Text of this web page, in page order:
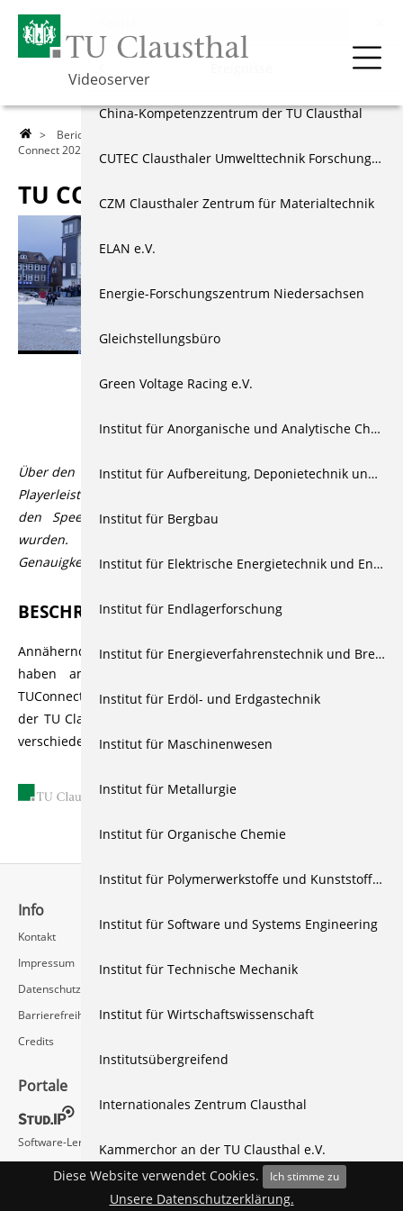
Diese Website verwendet Cookies. Ich stimme zu
Unsere Datenschutzerklärung.
Videoserver
> Berichte & Dokus
Connect 2024
TU CONNECT 2024
Über den Videoplayer lassen sich über den CC Button in der
Playerleiste Untertitel aktivieren, die automatisiert durch
den Speech-to-Text Dienst Open AI Whisper generiert
wurden. Der Dienst bietet üblicherweise eine hohe
Genauigkeit bzw. Korrektheit, die aber variieren kann.
BESCHREIBUNG
Annähernd 200 Schülerinnen und Schüler aus der Region
haben am neu konzipierten Hochschulinformationstag
TUConnect teilgenommen. Begrüßt vor dem Hauptgebäude
der TU Clausthal strömten die Teilnehmenden zunächst zu
verschiedenen Initialvorträgen in die Hörsäle.
31.01.2024
Info
Kontakt
Impressum
Datenschutz
Barrierefreiheit
Credits
Rechenzentrum / Multimedia
Videoserver FAQ
Portale
Software-Lernvideos
Über die TU
Lehre
Forschung
Events & Vorträge
Berichte & Dokus
Index
Ereignisse
Dokumentationen
Externe Projekte
Schülerprojekte
Jugend forscht
Weiteres Angebot
China-Kompetenzzentrum der TU Clausthal
CUTEC Clausthaler Umwelttechnik Forschungszentrum
CZM Clausthaler Zentrum für Materialtechnik
ELAN e.V.
Energie-Forschungszentrum Niedersachsen
Gleichstellungsbüro
Green Voltage Racing e.V.
Institut für Anorganische und Analytische Chemie
Institut für Aufbereitung, Deponietechnik und Geomechanik
Institut für Bergbau
Institut für Elektrische Energietechnik und Energiesysteme
Institut für Endlagerforschung
Institut für Energieverfahrenstechnik und Brennstofftechnik
Institut für Erdöl- und Erdgastechnik
Institut für Maschinenwesen
Institut für Metallurgie
Institut für Organische Chemie
Institut für Polymerwerkstoffe und Kunststofftechnik
Institut für Software und Systems Engineering
Institut für Technische Mechanik
Institut für Wirtschaftswissenschaft
Institutsübergreifend
Internationales Zentrum Clausthal
Kammerchor an der TU Clausthal e.V.
Kontaktstelle Schule & Universität
mmenu-jsby (c) Fred Heusschen, CC BY-NC 4.0 license